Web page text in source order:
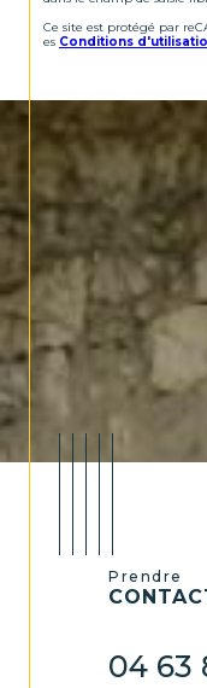
Ce site est protégé par
es Conditions
Prendre
04 63